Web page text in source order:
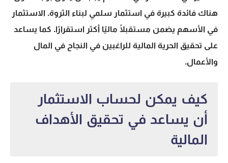
هناك فائدة كبيرة في استثمار سلمي لبناء الثروة. الاستثمار
في الأسهم يضمن مستقبلًا ماليًا أكثر استقرارًا. كما يساعد
على تحقيق الحرية المالية للراغبين في النجاح في المال
والأعمال.
كيف يمكن لحساب الاستثمار
أن يساعد في تحقيق الأهداف
المالية